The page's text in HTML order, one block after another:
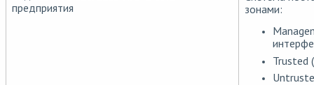
предприятия
зонами:
Trusted